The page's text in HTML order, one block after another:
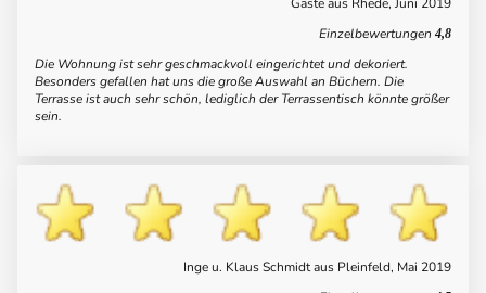
Einzelbewertungen 4,8
Die Wohnung ist sehr geschmackvoll eingerichtet und dekoriert.
Besonders gefallen hat uns die große Auswahl an Büchern. Die
Terrasse ist auch sehr schön, lediglich der Terrassentisch könnte größer
sein.
Inge u. Klaus Schmidt aus Pleinfeld, Mai 2019